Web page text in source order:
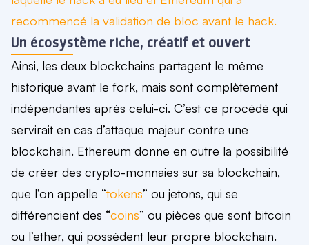
recommencé la validation de bloc avant le hack.
Un écosystème riche, créatif et ouvert
Ainsi, les deux blockchains partagent le même
historique avant le fork, mais sont complètement
indépendantes après celui-ci. C’est ce procédé qui
servirait en cas d’attaque majeur contre une
blockchain. Ethereum donne en outre la possibilité
de créer des crypto-monnaies sur sa blockchain,
que l’on appelle “tokens” ou jetons, qui se
différencient des “coins” ou pièces que sont bitcoin
ou l’ether, qui possèdent leur propre blockchain.